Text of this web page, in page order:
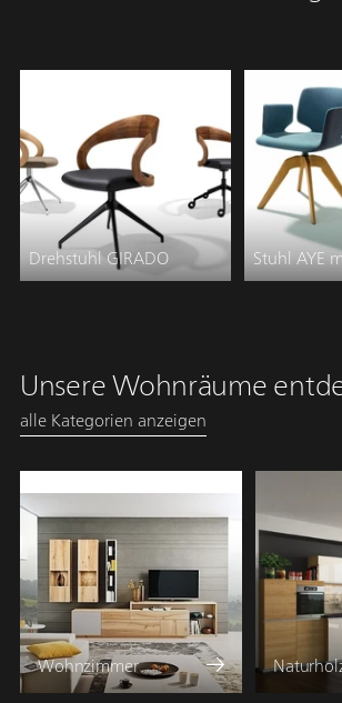
a
u
f
Drehstuhl GIRADO Stuhl AYE
Unsere Wohnräume
alle Kategorien anzeigen
Wohnzimmer